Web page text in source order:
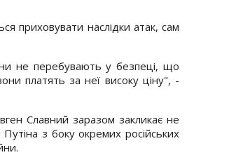
приховувати наслідки атак, сам
не перебувають у безпеці, що
платять за неї високу ціну", -
Славний заразом закликає не
з боку окремих російських